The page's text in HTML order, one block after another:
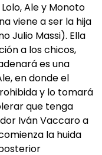
Ale y Monoto
viene a ser la hija
Julio Massi). Ella
a los chicos,
es una
en donde el
y lo tomará
que tenga
Iván Vaccaro a
la huida